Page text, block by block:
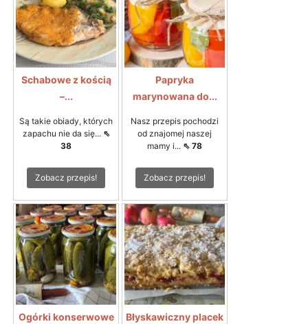
Schabowe z kością
–...
Są takie obiady, których
zapachu nie da się... ⇖
38
Zobacz przepis!
Papryka
marynowana do...
Nasz przepis pochodzi
od znajomej naszej
mamy i... ⇖ 78
Zobacz przepis!
Ogórki konserwowe
Błyskawiczny placek